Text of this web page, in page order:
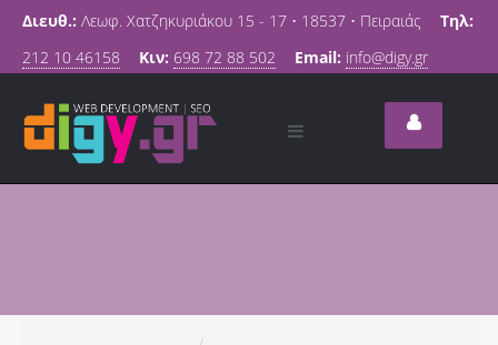
Διευθ.: Λεωφ. Χατζηκυριάκου 15 - 17 • 18537 • Πειραιάς
Τηλ:
212 10 46158
Κιν: 698 72 88 502 Email: info@digy.gr